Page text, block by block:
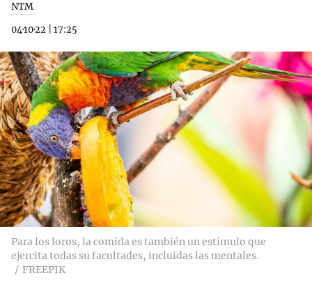
NTM
04·10·22
17:25
Para los loros, la comida es también un estímulo que
ejercita todas su facultades, incluidas las mentales.
FREEPIK